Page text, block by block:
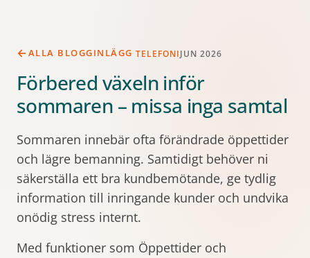
ALLA BLOGGINLÄGG TELEFONIJUN 2026
Förbered växeln inför
sommaren – missa inga samtal
Sommaren innebär ofta förändrade öppettider
och lägre bemanning. Samtidigt behöver ni
säkerställa ett bra kundbemötande, ge tydlig
information till inringande kunder och undvika
onödig stress internt.
Med funktioner som Öppettider och